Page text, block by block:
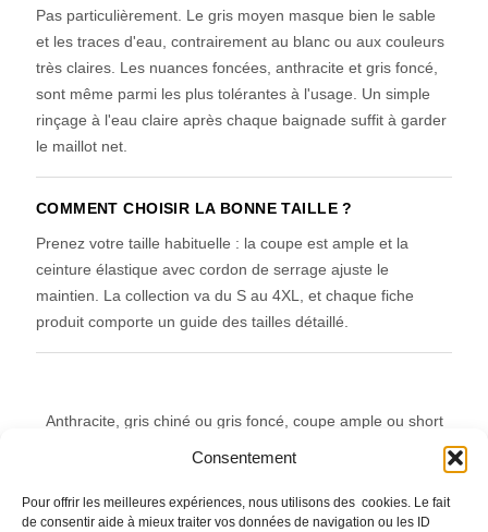
Consentement
Pour offrir les meilleures expériences, nous utilisons des cookies. Le fait
de consentir aide à mieux traiter vos données de navigation ou les ID
Pas particulièrement. Le gris moyen masque bien le sable
et les traces d'eau, contrairement au blanc ou aux couleurs
très claires. Les nuances foncées, anthracite et gris foncé,
sont même parmi les plus tolérantes à l'usage. Un simple
rinçage à l'eau claire après chaque baignade suffit à garder
le maillot net.
COMMENT CHOISIR LA BONNE TAILLE ?
Prenez votre taille habituelle : la coupe est ample et la
ceinture élastique avec cordon de serrage ajuste le
maintien. La collection va du S au 4XL, et chaque fiche
produit comporte un guide des tailles détaillé.
Anthracite, gris chiné ou gris foncé, coupe ample ou short
long : un maillot de bain gris technique, couvrant et durable,
France métropolitaine.